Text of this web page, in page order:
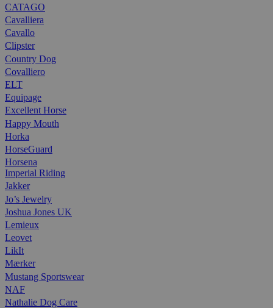
CATAGO
Cavalliera
Cavallo
Clipster
Country Dog
Covalliero
ELT
Equipage
Excellent Horse
Happy Mouth
Horka
HorseGuard
Horsena
Imperial Riding
Jakker
Jo’s Jewelry
Joshua Jones UK
Lemieux
Leovet
LikIt
Mærker
Mustang Sportswear
NAF
Nathalie Dog Care